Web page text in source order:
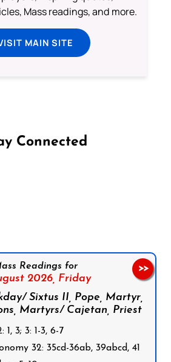
Mass readings, and more.
MAIN SITE
Connected
Readings for
2026, Friday
Sixtus II, Pope, Martyr,
Martyrs/ Cajetan, Priest
1, 3; 3: 1-3, 6-7
32: 35cd-36ab, 39abcd, 41
>>